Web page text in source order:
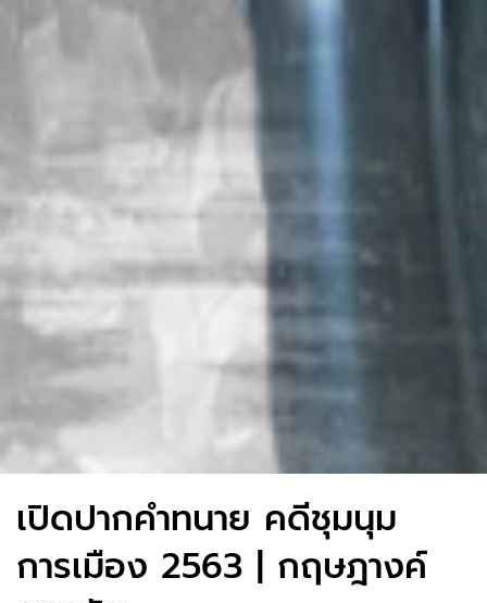
เปิดปากคำทนาย คดีชุมนุม
การเมือง 2563 | กฤษฎางค์